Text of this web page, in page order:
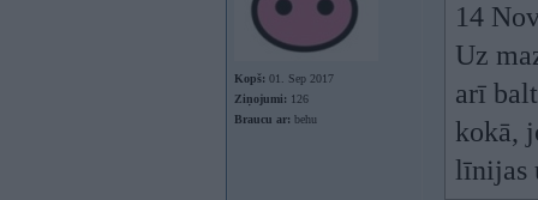
Kopš: 01. Sep 2017
Ziņojumi: 126
Braucu ar: behu
14
Uz
arī
kokā,
līnijas